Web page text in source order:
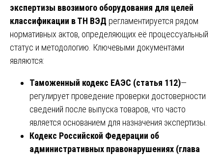
экспертизы ввозимого оборудования для целей
классификации в ТН ВЭД регламентируется рядом
нормативных актов, определяющих её процессуальный
статус и методологию. Ключевыми документами
являются:
Таможенный кодекс ЕАЭС (статья 112)—
регулирует проведение проверки достоверности
сведений после выпуска товаров, что часто
является основанием для назначения экспертизы.
Кодекс Российской Федерации об
административных правонарушениях (глава